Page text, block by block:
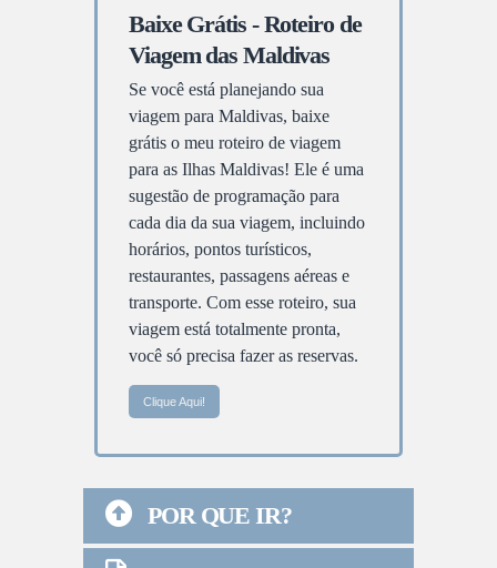
Baixe Grátis - Roteiro de
Viagem das Maldivas
Se você está planejando sua
viagem para Maldivas, baixe
grátis o meu roteiro de viagem
para as Ilhas Maldivas! Ele é uma
sugestão de programação para
cada dia da sua viagem, incluindo
horários, pontos turísticos,
restaurantes, passagens aéreas e
transporte. Com esse roteiro, sua
viagem está totalmente pronta,
você só precisa fazer as reservas.
Clique Aqui!
POR QUE IR?